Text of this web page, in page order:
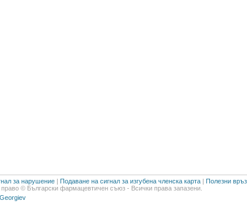
за нарушение | Подаване на сигнал за изгубена членска карта | Полезни
© Български фармацевтичен съюз - Всички права запазени.